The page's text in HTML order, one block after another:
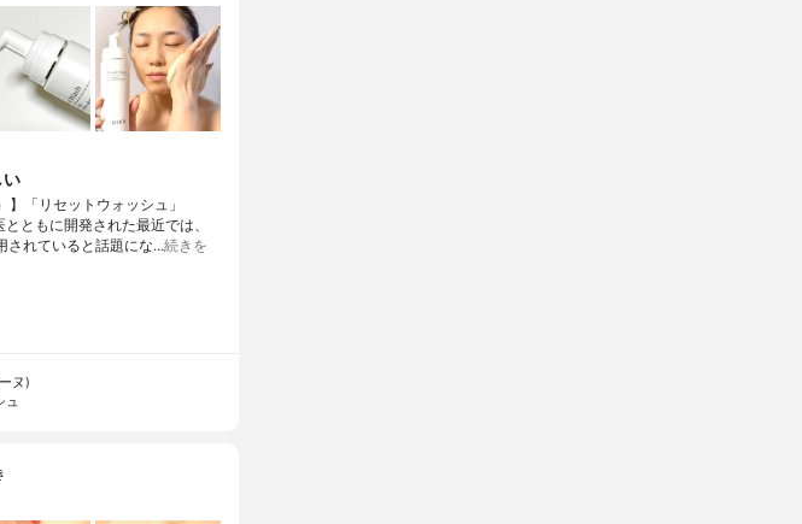
い
】「リセットウォッシュ」
ともに開発された最近では、
されていると話題にな…続きを
ヌ)
ュ